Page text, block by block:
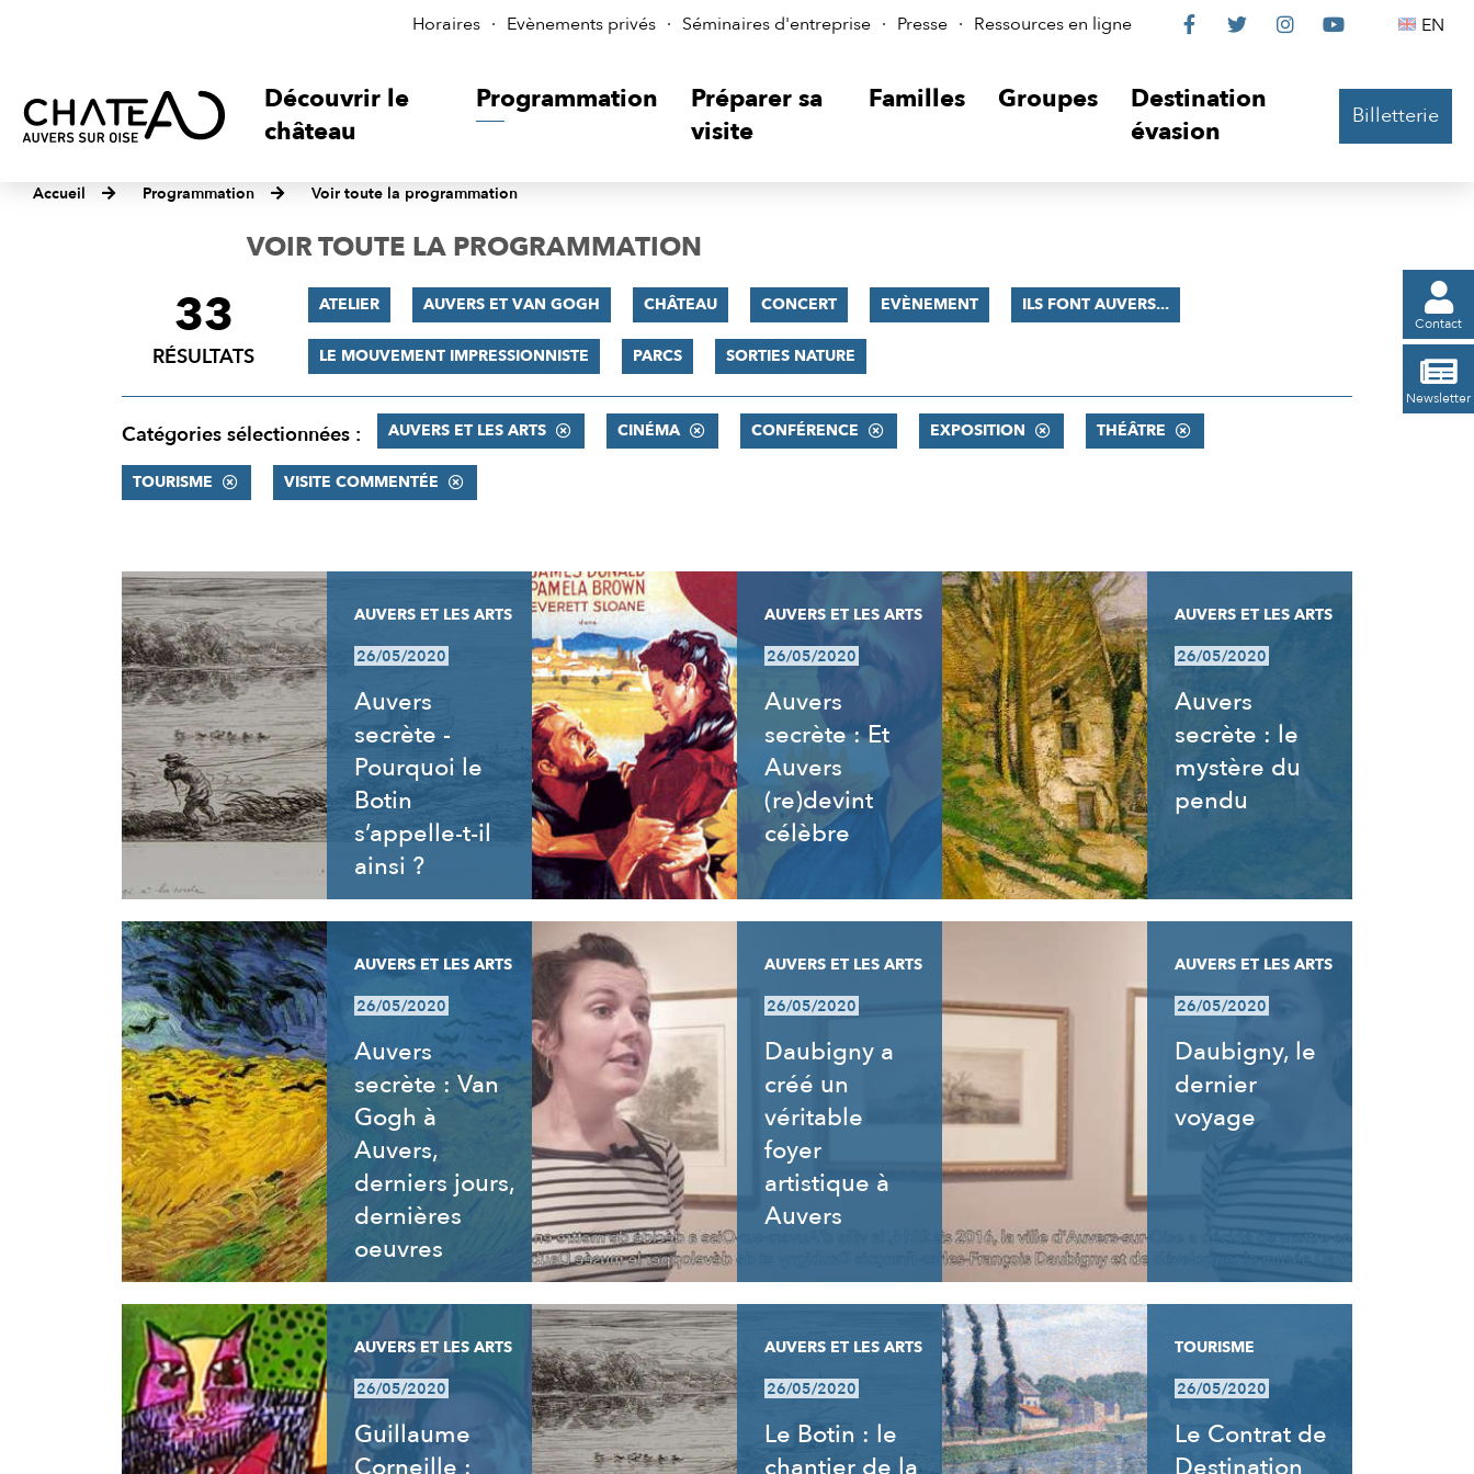
Horaires Evènements privés Séminaires d'entreprise Presse Ressources en ligne
Le
sur

Le

Le

Le
 EN
Découvrir le
château
Programmation
Préparer sa
visite
Familles Groupes
Destination
évasion
Billetterie
Accueil Programmation Voir toute la programmation

Contact

Newsletter
VOIR TOUTE LA PROGRAMMATION
FILTRER
RÉSULTATS
33
RÉSULTATS
ATELIER AUVERS ET VAN GOGH CHÂTEAU CONCERT EVÈNEMENT ILS FONT AUVERS...
LE MOUVEMENT IMPRESSIONNISTE PARCS SORTIES NATURE
Catégories sélectionnées : AUVERS ET LES ARTS CINÉMA CONFÉRENCE EXPOSITION THÉÂTRE
TOURISME VISITE COMMENTÉE
RÉSULTATS
AUVERS ET LES ARTS
26/05/2020
Auvers
secrète -
Pourquoi le
Botin
s’appelle-t-il
ainsi ?
AUVERS ET LES ARTS
26/05/2020
Auvers
secrète : Et
Auvers
(re)devint
célèbre
AUVERS ET LES ARTS
26/05/2020
Auvers
secrète : le
mystère du
pendu
AUVERS ET LES ARTS
26/05/2020
Auvers
secrète : Van
Gogh à
Auvers,
derniers jours,
dernières
oeuvres
AUVERS ET LES ARTS
26/05/2020
Daubigny a
créé un
véritable
foyer
artistique à
Auvers
AUVERS ET LES ARTS
26/05/2020
Daubigny, le
dernier
voyage
AUVERS ET LES ARTS
26/05/2020
Guillaume
Corneille :
AUVERS ET LES ARTS
26/05/2020
Le Botin : le
chantier de la
TOURISME
26/05/2020
Le Contrat de
Destination